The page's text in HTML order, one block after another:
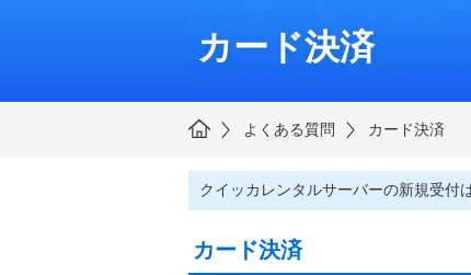
カード決済
よくある質問 カード決済
クイッカレンタルサーバーの新規受付
カード決済